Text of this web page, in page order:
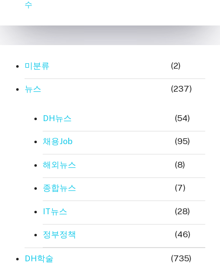
수
미분류 (2)
뉴스 (237)
DH뉴스 (54)
채용Job (95)
해외뉴스 (8)
종합뉴스 (7)
IT뉴스 (28)
정부정책 (46)
DH학술 (735)